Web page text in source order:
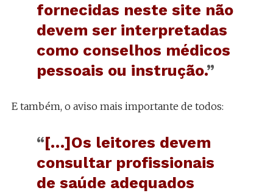
fornecidas neste site não
devem ser interpretadas
como conselhos médicos
pessoais ou instrução.”
E também, o aviso mais importante de todos:
“[…]Os leitores devem
consultar profissionais
de saúde adequados